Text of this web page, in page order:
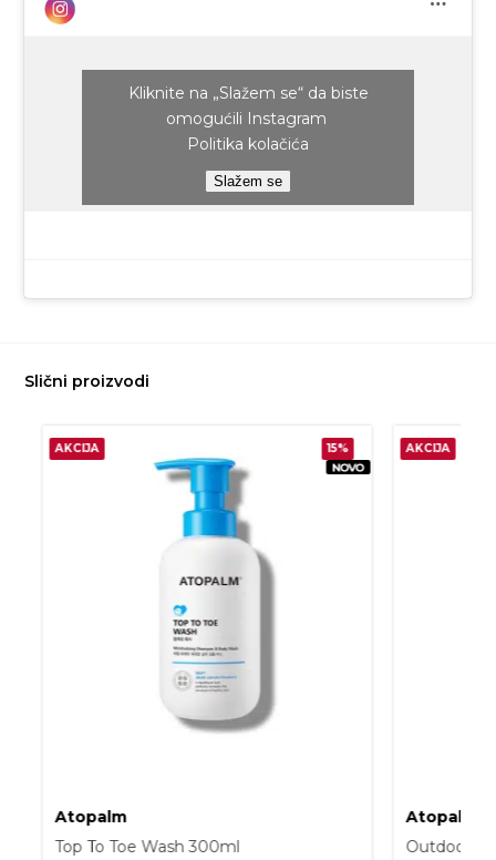
Kliknite na „Slažem se“ da biste
omogućili Instagram
Politika kolačića
Slažem se
Slični proizvodi
AKCIJA 15%
Atopalm
Top To Toe Wash 300ml
AKCIJA
Atopalm
Outdoor